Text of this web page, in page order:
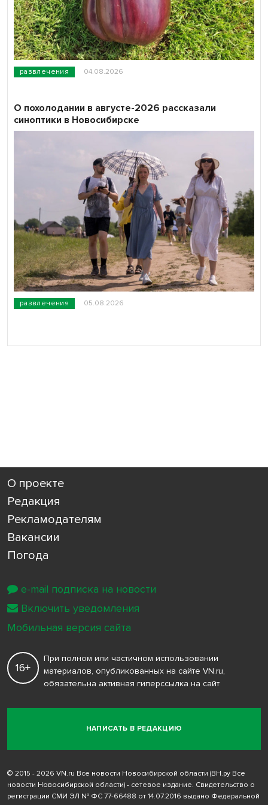
развлечения 04.08.2026
развлечения 05.08.2026
О похолодании в августе-2026 рассказали
синоптики в Новосибирске
О проекте
Редакция
Рекламодателям
Вакансии
Погода
НАПИСАТЬ В РЕДАКЦИЮ
16+
При полном или частичном использовании
материалов, опубликованных на сайте VN.ru,
обязательна активная гиперссылка на сайт
© 2015 - 2026 VN.ru Все новости Новосибирской области (ВН.ру Все
новости Новосибирской области) - сетевое издание. Свидетельство о
регистрации СМИ ЭЛ № ФС 77-66488 от 14.07.2016 выдано Федеральной
e-mail подписка на новости
Включить уведомления
Мобильная версия сайта